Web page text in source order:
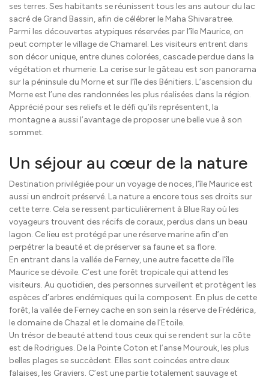
ses terres. Ses habitants se réunissent tous les ans autour du lac
sacré de Grand Bassin, afin de célébrer le Maha Shivaratree.
Parmi les découvertes atypiques réservées par l’île Maurice, on
peut compter le village de Chamarel. Les visiteurs entrent dans
son décor unique, entre dunes colorées, cascade perdue dans la
végétation et rhumerie. La cerise sur le gâteau est son panorama
sur la péninsule du Morne et sur l’île des Bénitiers. L’ascension du
Morne est l’une des randonnées les plus réalisées dans la région.
Apprécié pour ses reliefs et le défi qu’ils représentent, la
montagne a aussi l’avantage de proposer une belle vue à son
sommet.
Un séjour au cœur de la nature
Destination privilégiée pour un voyage de noces, l’île Maurice est
aussi un endroit préservé. La nature a encore tous ses droits sur
cette terre. Cela se ressent particulièrement à Blue Ray où les
voyageurs trouvent des récifs de coraux, perdus dans un beau
lagon. Ce lieu est protégé par une réserve marine afin d’en
perpétrer la beauté et de préserver sa faune et sa flore.
En entrant dans la vallée de Ferney, une autre facette de l’île
Maurice se dévoile. C’est une forêt tropicale qui attend les
visiteurs. Au quotidien, des personnes surveillent et protègent les
espèces d’arbres endémiques qui la composent. En plus de cette
forêt, la vallée de Ferney cache en son sein la réserve de Frédérica,
le domaine de Chazal et le domaine de l’Etoile.
Un trésor de beauté attend tous ceux qui se rendent sur la côte
est de Rodrigues. De la Pointe Coton et l’anse Mourouk, les plus
belles plages se succèdent. Elles sont coincées entre deux
falaises, les Graviers. C’est une partie totalement sauvage et